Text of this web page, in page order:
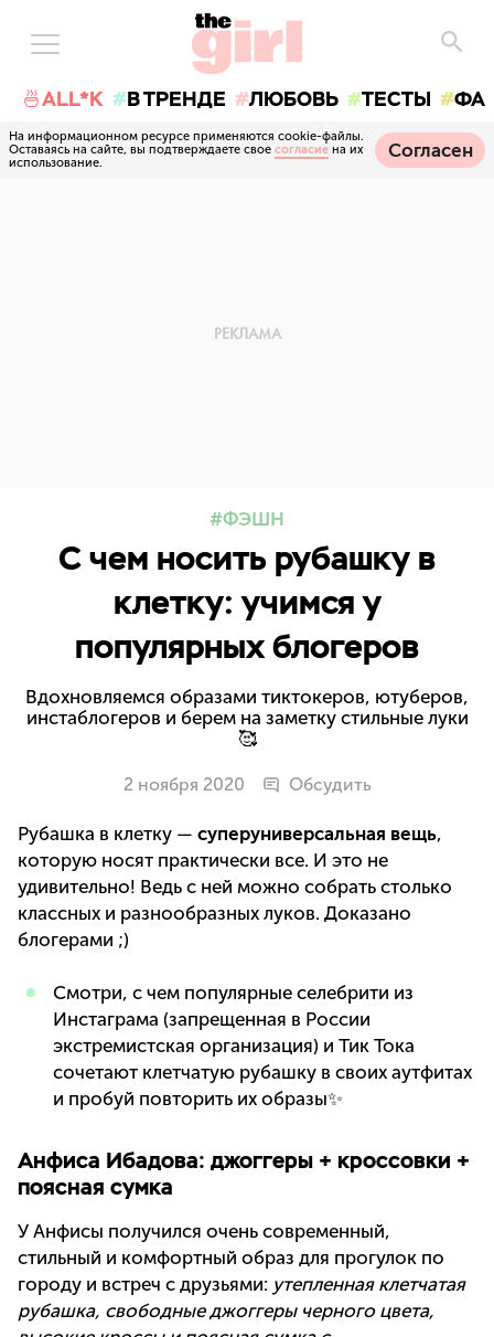
🍜ALL*K В ТРЕНДЕ ЛЮБОВЬ ТЕСТЫ
На информационном ресурсе применяются cookie-файлы.
Оставаясь на сайте, вы подтверждаете свое согласие на их
использование.
Согласен
ФЭШН
C чем носить рубашку в
клетку: учимся у
популярных блогеров
Вдохновляемся образами тиктокеров, ютуберов,
инстаблогеров и берем на заметку стильные луки
🥰
2 ноября 2020 Обсудить
Рубашка в клетку — суперуниверсальная вещь,
которую носят практически все. И это не
удивительно! Ведь с ней можно собрать столько
классных и разнообразных луков. Доказано
блогерами ;)
Смотри, с чем популярные селебрити из
Инстаграма (запрещенная в России
экстремистская организация) и Тик Тока
сочетают клетчатую рубашку в своих аутфитах
и пробуй повторить их образы✨
Анфиса Ибадова: джоггеры + кроссовки +
поясная сумка
У Анфисы получился очень современный,
стильный и комфортный образ для прогулок по
городу и встреч с друзьями: утепленная клетчатая
рубашка, свободные джоггеры черного цвета,